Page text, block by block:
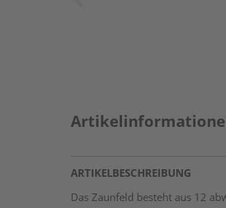
ARTIKELBESCHREIBUNG
Das Zaunfeld besteht aus 12